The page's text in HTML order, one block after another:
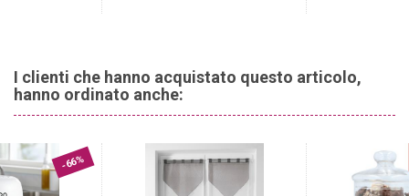
I clienti che hanno acquistato questo articolo,
hanno ordinato anche:
-66%